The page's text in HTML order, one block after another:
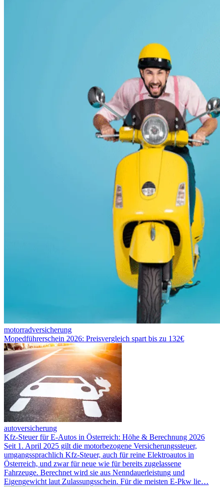
motorradversicherung
Mopedführerschein 2026: Preisvergleich spart bis zu 132€
autoversicherung
Kfz-Steuer für E-Autos in Österreich: Höhe & Berechnung 2026
Seit 1. April 2025 gilt die motorbezogene Versicherungssteuer,
umgangssprachlich Kfz-Steuer, auch für reine Elektroautos in
Österreich, und zwar für neue wie für bereits zugelassene
Fahrzeuge. Berechnet wird sie aus Nenndauerleistung und
Eigengewicht laut Zulassungsschein. Für die meisten E-Pkw lie…